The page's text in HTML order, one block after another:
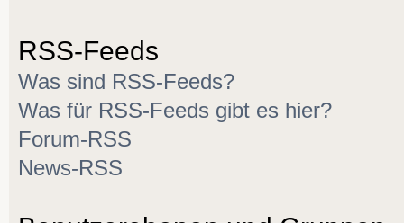
RSS-Feeds
Was sind RSS-Feeds?
Was für RSS-Feeds gibt es hier?
Forum-RSS
News-RSS